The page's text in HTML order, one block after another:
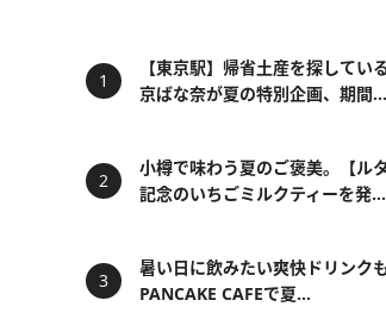
【東京駅】帰省土産を探して
京ばな奈が夏の特別企画、期間...
小樽で味わう夏のご褒美。【ル
記念のいちごミルクティーを発...
暑い日に飲みたい爽快ドリンク
PANCAKE CAFEで夏...